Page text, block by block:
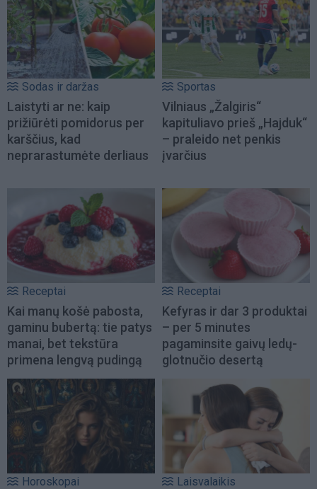
Sodas ir daržas
Laistyti ar ne: kaip
prižiūrėti pomidorus per
karščius, kad
neprarastumėte derliaus
Sportas
Vilniaus „Žalgiris“
kapituliavo prieš „Hajduk“
– praleido net penkis
įvarčius
Receptai
Kai manų košė pabosta,
gaminu bubertą: tie patys
manai, bet tekstūra
primena lengvą pudingą
Receptai
Kefyras ir dar 3 produktai
– per 5 minutes
pagaminsite gaivų ledų-
glotnučio desertą
Horoskopai Laisvalaikis